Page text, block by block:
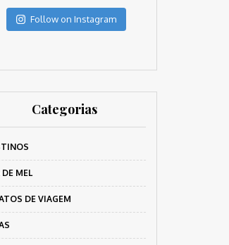
Follow on Instagram
Categorias
DE MEL
DE VIAGEM